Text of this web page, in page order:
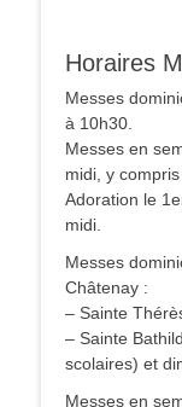
Horaires
Messes
à 10h30.
Messes en
midi, y
Adoration le
midi.
Messes
Châtenay :
– Sainte
– Sainte
scolaires) et
Messes en